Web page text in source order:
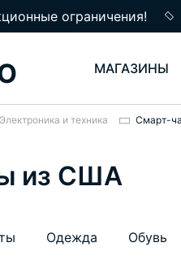
ограничения!
МАГАЗИНЫ
Электроника и техника Смарт-
из США
Одежда Обувь